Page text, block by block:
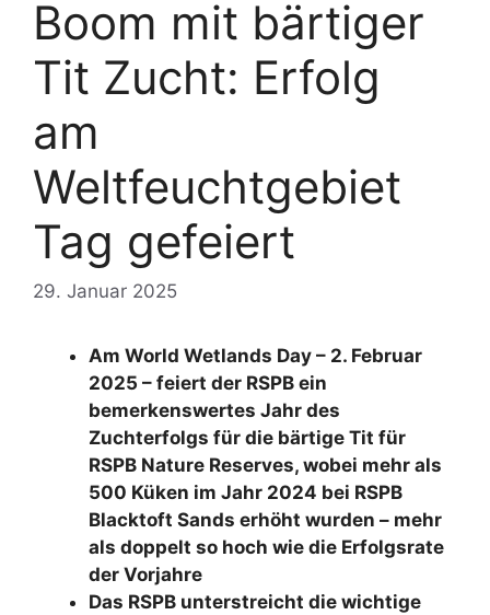
Boom mit bärtiger
Tit Zucht: Erfolg
am
Weltfeuchtgebiet
Tag gefeiert
29. Januar 2025
Am World Wetlands Day – 2. Februar
2025 – feiert der RSPB ein
bemerkenswertes Jahr des
Zuchterfolgs für die bärtige Tit für
RSPB Nature Reserves, wobei mehr als
500 Küken im Jahr 2024 bei RSPB
Blacktoft Sands erhöht wurden – mehr
als doppelt so hoch wie die Erfolgsrate
der Vorjahre
Das RSPB unterstreicht die wichtige